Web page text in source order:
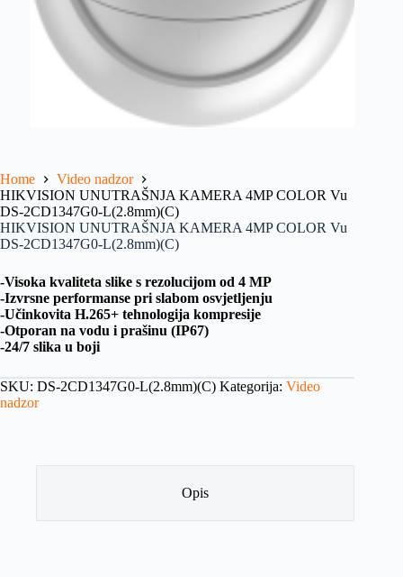
Home
Video nadzor
HIKVISION UNUTRAŠNJA KAMERA 4MP COLOR Vu
DS-2CD1347G0-L(2.8mm)(C)
HIKVISION UNUTRAŠNJA KAMERA 4MP COLOR Vu
DS-2CD1347G0-L(2.8mm)(C)
-Visoka kvaliteta slike s rezolucijom od 4 MP
-Izvrsne performanse pri slabom osvjetljenju
-Učinkovita H.265+ tehnologija kompresije
-Otporan na vodu i prašinu (IP67)
-24/7 slika u boji
SKU: DS-2CD1347G0-L(2.8mm)(C) Kategorija: Video
nadzor
Opis